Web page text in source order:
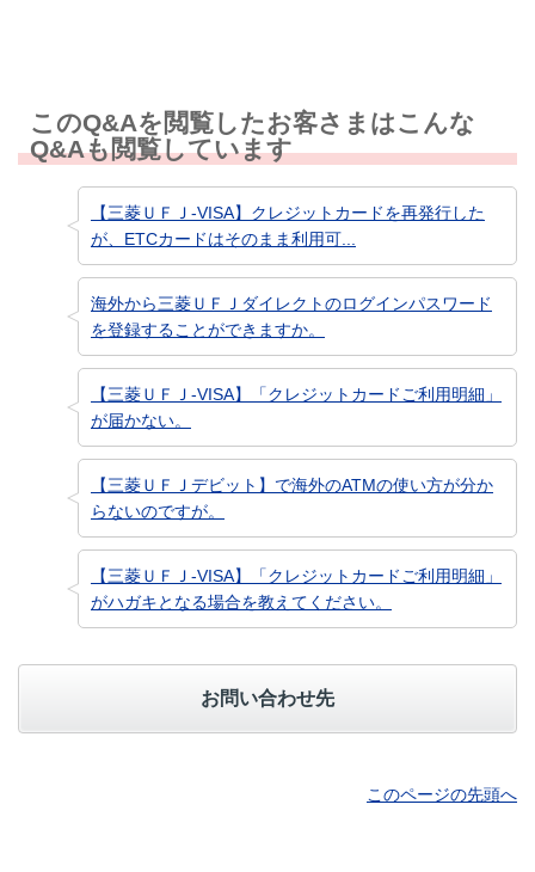
このQ&Aを閲覧したお客さまはこんな
Q&Aも閲覧しています
【三菱ＵＦＪ-VISA】クレジットカードを再発行した
が、ETCカードはそのまま利用可...
海外から三菱ＵＦＪダイレクトのログインパスワード
を登録することができますか。
【三菱ＵＦＪ-VISA】「クレジットカードご利用明細」
が届かない。
【三菱ＵＦＪデビット】で海外のATMの使い方が分か
らないのですが。
【三菱ＵＦＪ-VISA】「クレジットカードご利用明細」
がハガキとなる場合を教えてください。
お問い合わせ先
このページの先頭へ